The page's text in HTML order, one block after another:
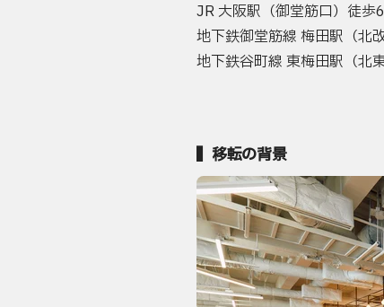
JR 大阪駅（御堂筋口）徒歩
地下鉄御堂筋線 梅田駅（北
地下鉄谷町線 東梅田駅（北
▍移転の背景